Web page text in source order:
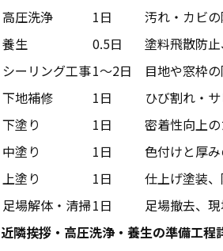
高圧洗浄
1日
汚れ・カビ
養生
0.5日
塗料飛散防
シーリング工事1〜2日
目地や窓枠
下地補修
1日
ひび割れ・
下塗り
1日
密着性向上
中塗り
1日
色付けと厚
上塗り
1日
仕上げ塗装
足場解体・清掃1日
足場撤去、
近隣挨拶・高圧洗浄・養生の準備工程